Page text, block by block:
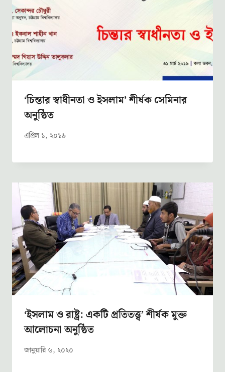
‘চিন্তার স্বাধীনতা ও ইসলাম’ শীর্ষক সেমিনার
অনুষ্ঠিত
এপ্রিল ১, ২০১৯
‘ইসলাম ও রাষ্ট্র: একটি প্রতিতত্ত্ব’ শীর্ষক মুক্ত
আলোচনা অনুষ্ঠিত
জানুয়ারি ৬, ২০২০